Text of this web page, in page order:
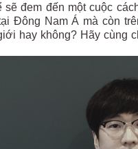
đem đến một cuộc
Đông Nam Á mà còn
hay không? Hãy cùng